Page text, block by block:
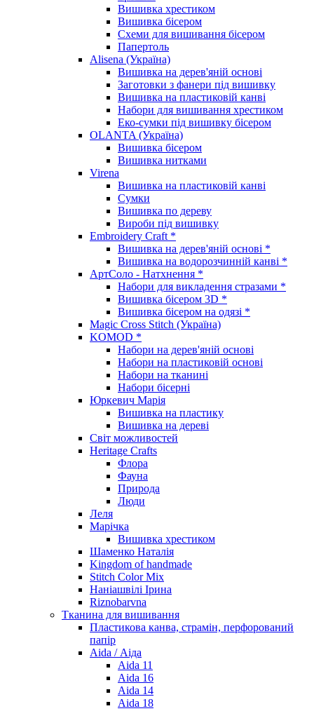
Вишивка хрестиком
Вишивка бісером
Схеми для вишивання бісером
Папертоль
Alisena (Україна)
Вишивка на дерев'яній основі
Заготовки з фанери під вишивку
Вишивка на пластиковій канві
Набори для вишивання хрестиком
Еко-сумки під вишивку бісером
OLANTA (Україна)
Вишивка бісером
Вишивка нитками
Virena
Вишивка на пластиковій канві
Сумки
Вишивка по дереву
Вироби під вишивку
Embroidery Craft *
Вишивка на дерев'яній основі *
Вишивка на водорозчинній канві *
АртСоло - Натхнення *
Набори для викладення стразами *
Вишивка бісером 3D *
Вишивка бісером на одязі *
Magic Cross Stitch (Україна)
KOMOD *
Набори на дерев'яній основі
Набори на пластиковій основі
Набори на тканині
Набори бісерні
Юркевич Марія
Вишивка на пластику
Вишивка на дереві
Світ можливостей
Heritage Crafts
Флора
Фауна
Природа
Люди
Леля
Марічка
Вишивка хрестиком
Шаменко Наталія
Kingdom of handmade
Stitch Color Mix
Наніашвілі Ірина
Riznobarvna
Тканина для вишивання
Пластикова канва, страмін, перфорований
папір
Aida / Аіда
Aida 11
Aida 16
Aida 14
Aida 18